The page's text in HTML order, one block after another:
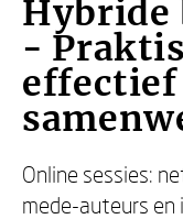
Hybride
-
effectief
Online sessies:
mede-auteurs en